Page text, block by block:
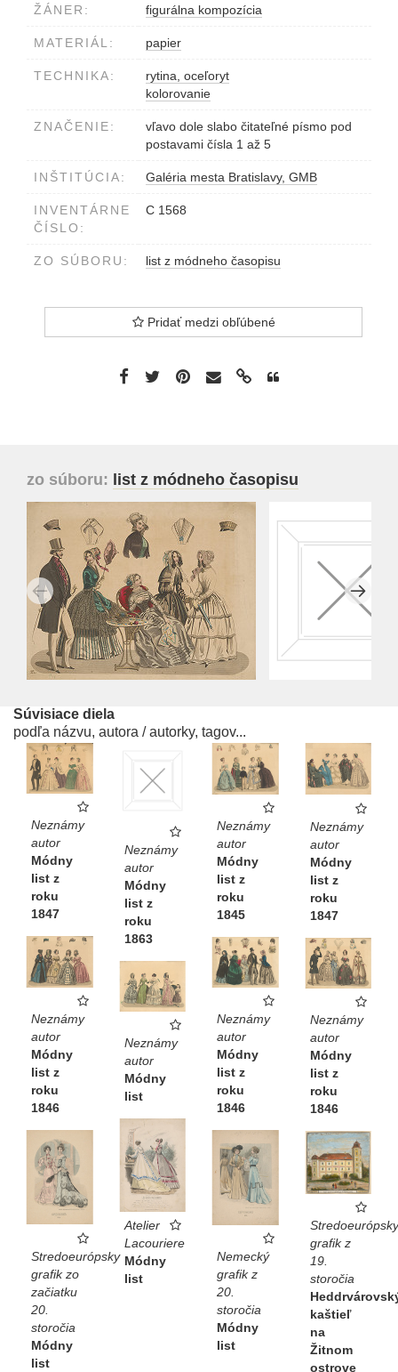
ŽÁNER: figurálna kompozícia
MATERIÁL: papier
TECHNIKA:
rytina, oceľoryt
kolorovanie
ZNAČENIE:
vľavo dole slabo čitateľné písmo pod
postavami čísla 1 až 5
INŠTITÚCIA: Galéria mesta Bratislavy, GMB
INVENTÁRNE
ČÍSLO:
C 1568
ZO SÚBORU: list z módneho časopisu
Pridať medzi obľúbené
zo súboru: list z módneho časopisu
Súvisiace diela
podľa názvu, autora / autorky, tagov...
Neznámy
autor
Módny
list z
roku
1847
Neznámy
autor
Módny
list z
roku
1863
Neznámy
autor
Módny
list z
roku
1845
Neznámy
autor
Módny
list z
roku
1847
Neznámy
autor
Módny
list z
roku
1846
Neznámy
autor
Módny
list z
roku
1846
Neznámy
autor
Módny
list z
roku
1846
Neznámy
autor
Módny
list
Atelier
Lacouriere
Módny
list
Nemecký
grafik z
20.
storočia
Módny
list
Stredoeurópsky
grafik zo
začiatku
20.
storočia
Módny
list
Stredoeurópsky
grafik z
19.
storočia
kaštieľ
na
Žitnom
ostrove